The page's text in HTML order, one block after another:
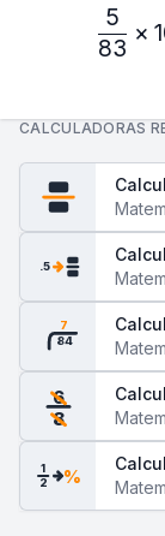
83
5
×
CALCULADORAS
.5
84
7
6
8
1
2 %